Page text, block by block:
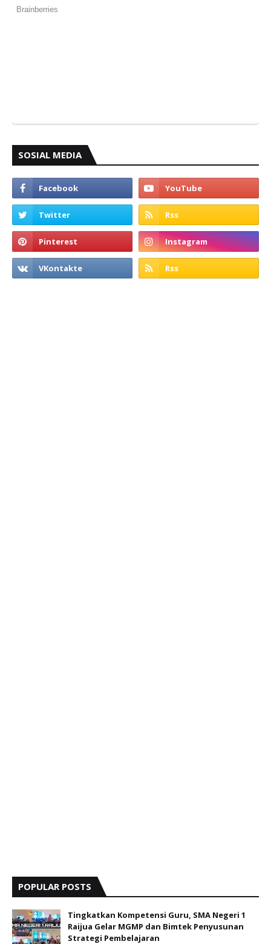
SOSIAL MEDIA
POPULAR POSTS
Tingkatkan Kompetensi Guru, SMA Negeri 1
Raijua Gelar MGMP dan Bimtek Penyusunan
Strategi Pembelajaran